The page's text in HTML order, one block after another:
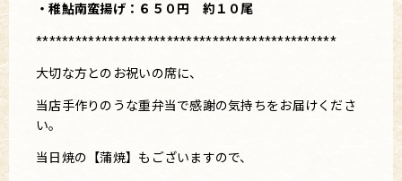
・稚鮎南蛮揚げ：６５０円 約１０尾
**********************************************
大切な方とのお祝いの席に、
当店手作りのうな重弁当で感謝の気持ちをお届けくださ
い。
当日焼の【蒲焼】もございますので、